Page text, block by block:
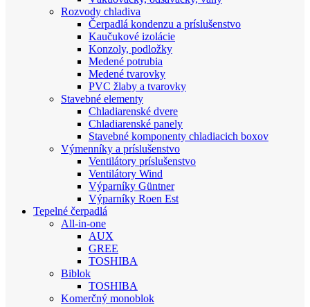
Rozvody chladiva
Čerpadlá kondenzu a príslušenstvo
Kaučukové izolácie
Konzoly, podložky
Medené potrubia
Medené tvarovky
PVC žlaby a tvarovky
Stavebné elementy
Chladiarenské dvere
Chladiarenské panely
Stavebné komponenty chladiacich boxov
Výmenníky a príslušenstvo
Ventilátory príslušenstvo
Ventilátory Wind
Výparníky Güntner
Výparníky Roen Est
Tepelné čerpadlá
All-in-one
AUX
GREE
TOSHIBA
Biblok
TOSHIBA
Komerčný monoblok